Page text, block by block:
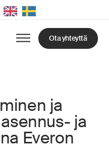
Ota yhteyttä
ja
ja
Everon